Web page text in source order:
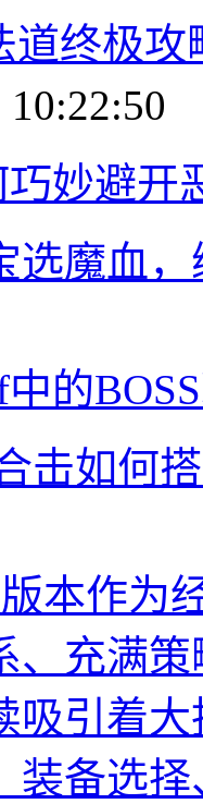
道终极
妙避开
选魔血
的
击如何
本作为
、充满
吸引着
装备选